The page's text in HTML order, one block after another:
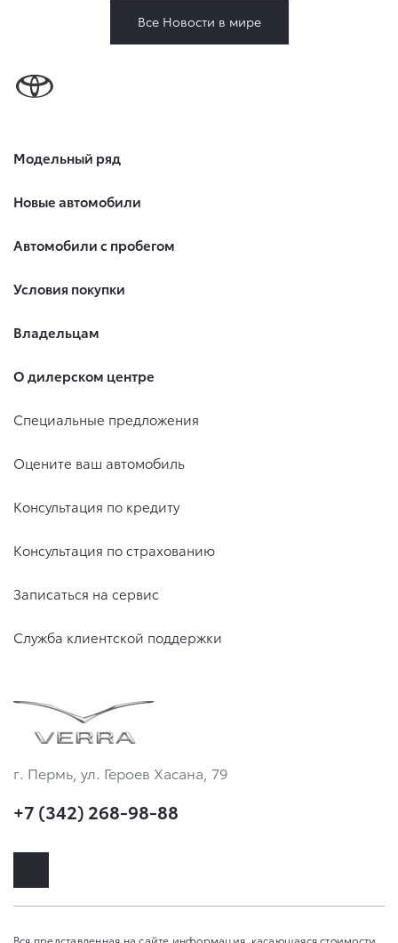
Все Новости в мире
Модельный ряд
Новые автомобили
Автомобили с пробегом
Условия покупки
Владельцам
О дилерском центре
Специальные предложения
Оцените ваш автомобиль
Консультация по кредиту
Консультация по страхованию
Записаться на сервис
Служба клиентской поддержки
г. Пермь, ул. Героев Хасана, 79
+7 (342) 268-98-88
Вся представленная на сайте информация, касающаяся стоимости